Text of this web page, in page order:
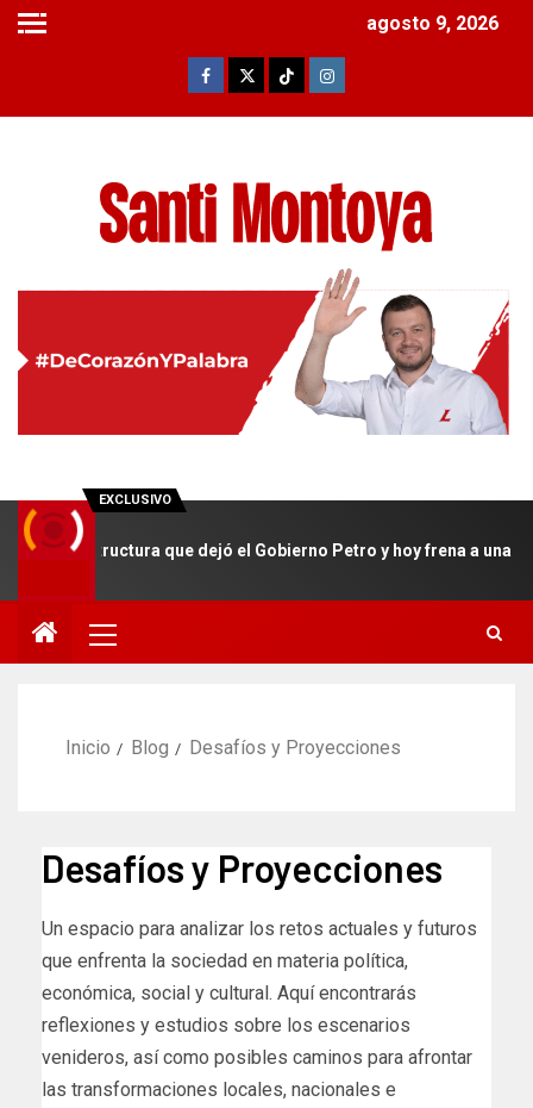
agosto 9, 2026
EXCLUSIVO
que dejó el Gobierno Petro y hoy frena a una región
Inicio Blog Desafíos y Proyecciones
Desafíos y Proyecciones
Un espacio para analizar los retos actuales y futuros
que enfrenta la sociedad en materia política,
económica, social y cultural. Aquí encontrarás
reflexiones y estudios sobre los escenarios
venideros, así como posibles caminos para afrontar
las transformaciones locales, nacionales e